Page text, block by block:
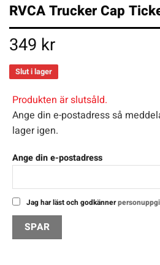
RVCA Trucker Cap
349 kr
Slut i lager
Produkten är slutsåld.
Ange din e-postadress så
lager igen.
Ange din e-postadress
Jag har läst och godkänner